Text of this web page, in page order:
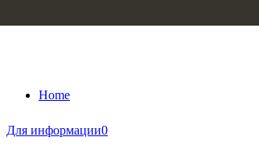
Home
Для информации0